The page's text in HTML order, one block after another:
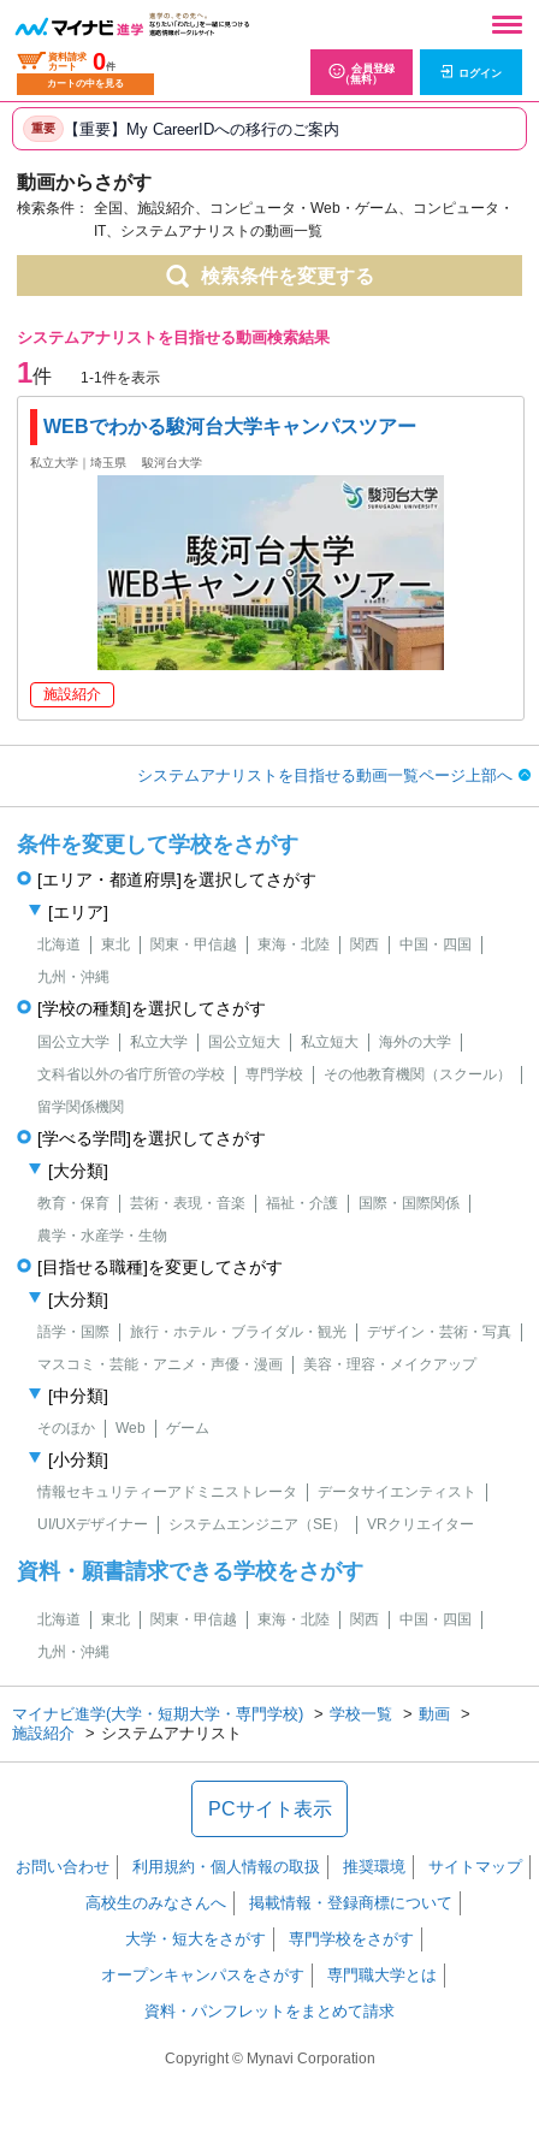
資料請求
カート
0件
カートの中を見る
会員登録
（無料）
ログイン
重要 【重要】My CareerIDへの移行のご案内
動画からさがす
検索条件：
全国、施設紹介、コンピュータ・Web・ゲーム、コンピュータ・
IT、システムアナリストの動画一覧
検索条件を変更する
システムアナリストを目指せる動画検索結果
1件 1-1件を表示
WEBでわかる駿河台大学キャンパスツアー
私立大学｜埼玉県 駿河台大学
施設紹介
システムアナリストを目指せる動画一覧ページ上部へ
条件を変更して学校をさがす
[エリア・都道府県]を選択してさがす
[エリア]
北海道 東北 関東・甲信越 東海・北陸 関西
中国・四国
九州・沖縄
[学校の種類]を選択してさがす
国公立大学 私立大学 国公立短大 私立短大
海外の大学
文科省以外の省庁所管の学校
専門学校
その他教育機関（スクール）
留学関係機関
[学べる学問]を選択してさがす
[大分類]
教育・保育 芸術・表現・音楽 福祉・介護
国際・国際関係
農学・水産学・生物
[目指せる職種]を変更してさがす
[大分類]
語学・国際 旅行・ホテル・ブライダル・観光
デザイン・芸術・写真
マスコミ・芸能・アニメ・声優・漫画
美容・理容・メイクアップ
[中分類]
そのほか Web ゲーム
[小分類]
情報セキュリティーアドミニストレータ
データサイエンティスト
UI/UXデザイナー
システムエンジニア（SE） VRクリエイター
資料・願書請求できる学校をさがす
北海道 東北 関東・甲信越 東海・北陸 関西
中国・四国
九州・沖縄
マイナビ進学(大学・短期大学・専門学校) 学校一覧
動画
施設紹介
システムアナリスト
PCサイト表示
お問い合わせ 利用規約・個人情報の取扱 推奨環境
サイトマップ
高校生のみなさんへ
掲載情報・登録商標について
大学・短大をさがす
専門学校をさがす
オープンキャンパスをさがす
専門職大学とは
資料・パンフレットをまとめて請求
Copyright © Mynavi Corporation